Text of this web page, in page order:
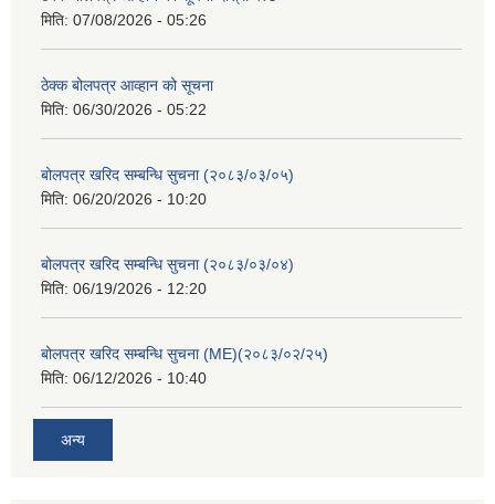
मिति: 07/08/2026 - 05:26
ठेक्क बोलपत्र आव्हान को सूचना
मिति: 06/30/2026 - 05:22
बोलपत्र खरिद सम्बन्धि सुचना (२०८३/०३/०५)
मिति: 06/20/2026 - 10:20
बोलपत्र खरिद सम्बन्धि सुचना (२०८३/०३/०४)
मिति: 06/19/2026 - 12:20
बोलपत्र खरिद सम्बन्धि सुचना (ME)(२०८३/०२/२५)
मिति: 06/12/2026 - 10:40
अन्य